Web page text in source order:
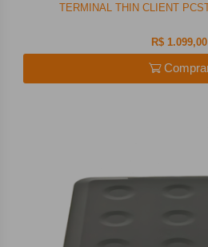
TERMINAL THIN CLIENT
R$ 1.099,00